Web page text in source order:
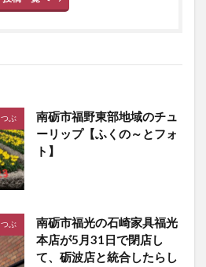
つぶ
南砺市福野東部地域のチュ
ーリップ【ふくの～とフォ
ト】
つぶ
南砺市福光の石崎家具福光
本店が5月31日で閉店し
て、砺波店と統合したらし